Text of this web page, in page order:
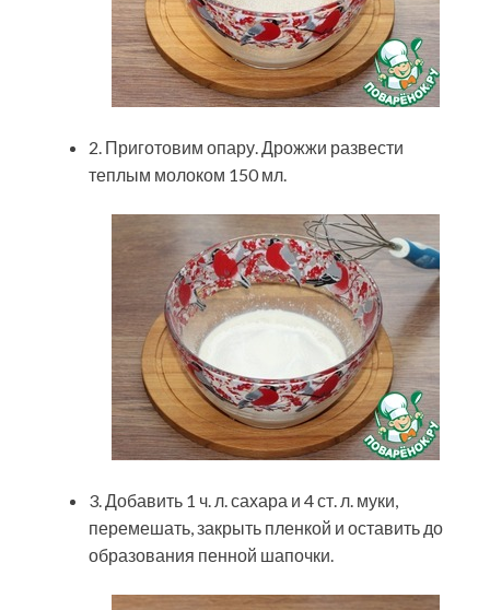
2. Приготовим опару. Дрожжи развести
теплым молоком 150 мл.
3. Добавить 1 ч. л. сахара и 4 ст. л. муки,
перемешать, закрыть пленкой и оставить до
образования пенной шапочки.